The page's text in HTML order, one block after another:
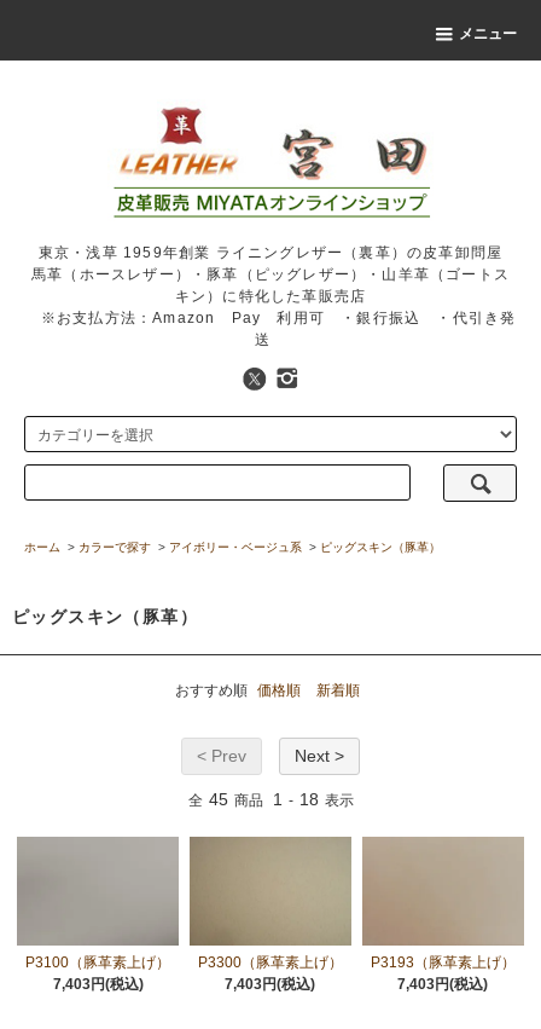
メニュー
東京・浅草 1959年創業 ライニングレザー（裏革）の皮革卸問屋
馬革（ホースレザー）・豚革（ピッグレザー）・山羊革（ゴートス
キン）に特化した革販売店
※お支払方法：Amazon Pay 利用可 ・銀行振込 ・代引き発
送
ホーム > カラーで探す > アイボリー・ベージュ系 > ピッグスキン（豚革）
ピッグスキン（豚革）
おすすめ順 価格順 新着順
< Prev Next >
全 45 商品 1 - 18 表示
P3100（豚革素上げ）
7,403円(税込)
P3300（豚革素上げ）
7,403円(税込)
P3193（豚革素上げ）
7,403円(税込)